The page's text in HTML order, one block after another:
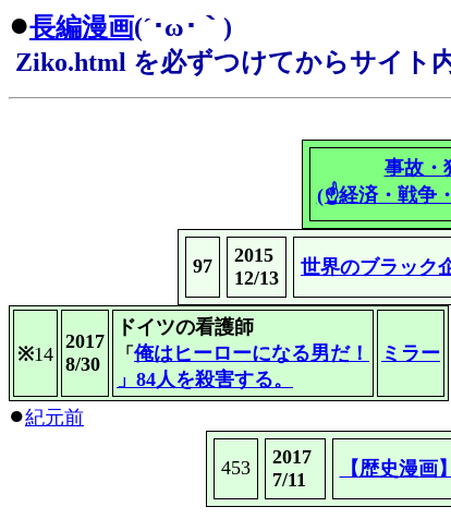
●長編漫画(´･ω･｀)
Ziko.html を必ずつけてからサイト
事故・
(☝経済・戦争
97
2015
12/13
世界のブラック
※14
2017
8/30
ドイツの看護師
「 俺はヒーローになる男だ！
」84人を殺害する。
ミラー
●紀元前
453
2017
7/11
【歴史漫画